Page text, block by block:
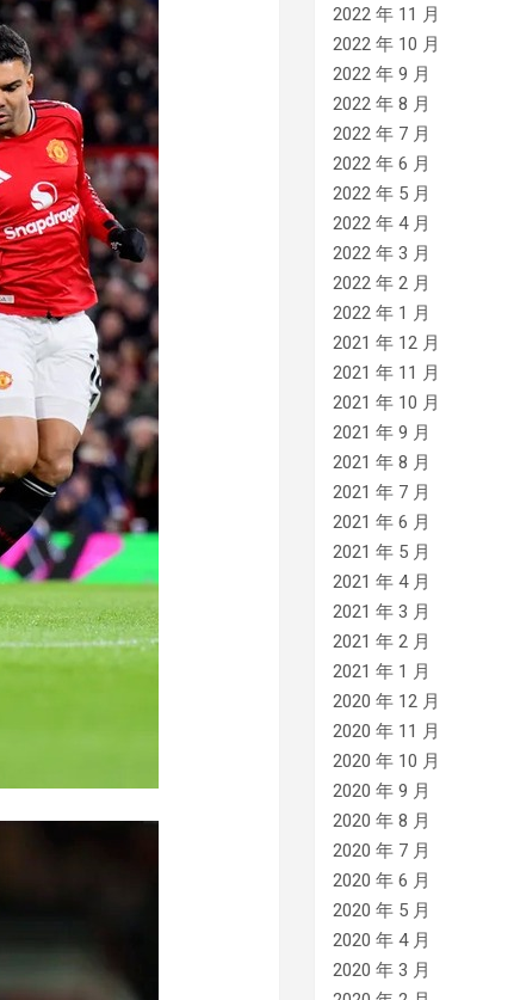
2022 年 11 月
2022 年 10 月
2022 年 9 月
2022 年 8 月
2022 年 7 月
2022 年 6 月
2022 年 5 月
2022 年 4 月
2022 年 3 月
2022 年 2 月
2022 年 1 月
2021 年 12 月
2021 年 11 月
2021 年 10 月
2021 年 9 月
2021 年 8 月
2021 年 7 月
2021 年 6 月
2021 年 5 月
2021 年 4 月
2021 年 3 月
2021 年 2 月
2021 年 1 月
2020 年 12 月
2020 年 11 月
2020 年 10 月
2020 年 9 月
2020 年 8 月
2020 年 7 月
2020 年 6 月
2020 年 5 月
2020 年 4 月
2020 年 3 月